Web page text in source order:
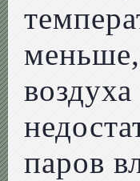
меньше,
паров